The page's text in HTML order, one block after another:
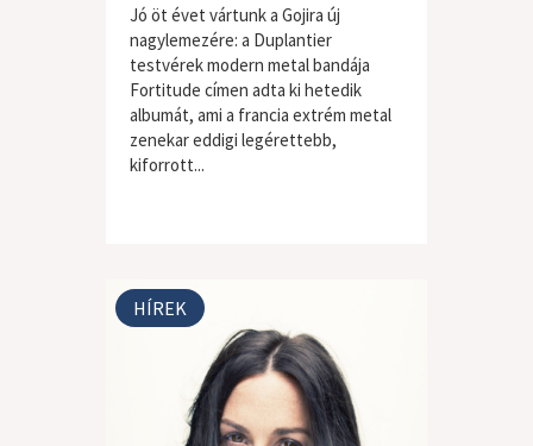
Jó öt évet vártunk a Gojira új
nagylemezére: a Duplantier
testvérek modern metal bandája
Fortitude címen adta ki hetedik
albumát, ami a francia extrém metal
zenekar eddigi legérettebb,
kiforrott...
HÍREK